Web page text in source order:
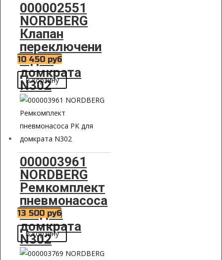
000002551
NORDBERG
Клапан
переключени
я для
домкрата
N302
10 450 руб
В корзину
000003961
NORDBERG
Ремкомплект
пневмонасоса
PK для
домкрата
N302
13 500 руб
В корзину